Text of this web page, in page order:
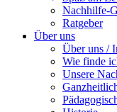
Nachhilfe-
Ratgeber
Über uns
Über uns /
Wie finde
Unsere